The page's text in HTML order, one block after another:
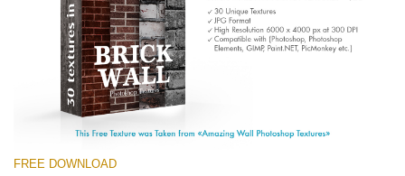
Brick Wall
(30 Textures)
Large 6000*4000px
Entire Collection
FREE DOWNLOAD